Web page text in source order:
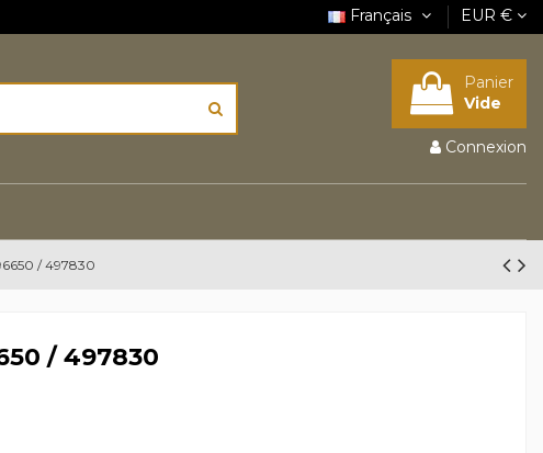
Français EUR €
Panier
Vide
Connexion
/ 497830
/ 497830